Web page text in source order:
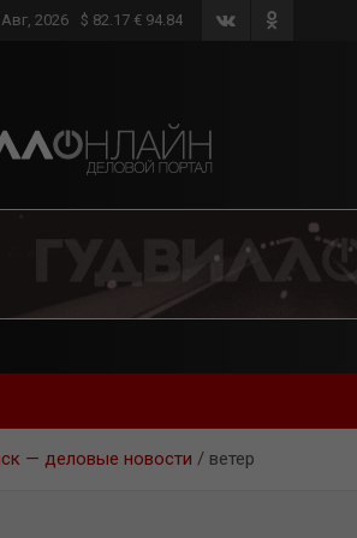
2026 $ 82.17 € 94.84
— деловые новости ветер